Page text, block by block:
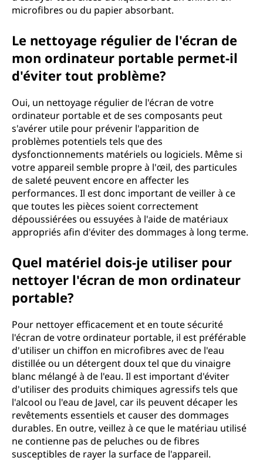
microfibres ou du papier absorbant.
Le nettoyage régulier de l'écran de
mon ordinateur portable permet-il
d'éviter tout problème?
Oui, un nettoyage régulier de l'écran de votre
ordinateur portable et de ses composants peut
s'avérer utile pour prévenir l'apparition de
problèmes potentiels tels que des
dysfonctionnements matériels ou logiciels. Même si
votre appareil semble propre à l'œil, des particules
de saleté peuvent encore en affecter les
performances. Il est donc important de veiller à ce
que toutes les pièces soient correctement
dépoussiérées ou essuyées à l'aide de matériaux
appropriés afin d'éviter des dommages à long terme.
Quel matériel dois-je utiliser pour
nettoyer l'écran de mon ordinateur
portable?
Pour nettoyer efficacement et en toute sécurité
l'écran de votre ordinateur portable, il est préférable
d'utiliser un chiffon en microfibres avec de l'eau
distillée ou un détergent doux tel que du vinaigre
blanc mélangé à de l'eau. Il est important d'éviter
d'utiliser des produits chimiques agressifs tels que
l'alcool ou l'eau de Javel, car ils peuvent décaper les
revêtements essentiels et causer des dommages
durables. En outre, veillez à ce que le matériau utilisé
ne contienne pas de peluches ou de fibres
susceptibles de rayer la surface de l'appareil.